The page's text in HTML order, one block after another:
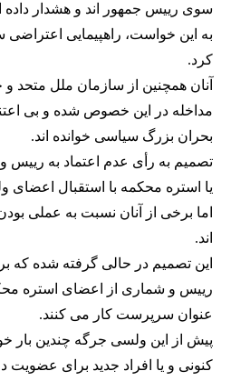
سوی رییس جمهور اند و هشدار
به این خواست، راهپیمایی اعتراضی
کرد.
آنان همچنین از سازمان ملل متحد و
مداخله در این خصوص شده و بی
بحران بزرگ سیاسی خوانده اند.
تصمیم به رأی عدم اعتماد به رییس
یا استره محکمه با استقبال
اما برخی از آنان نسبت به عملی بودن
اند.
این تصمیم در حالی گرفته شده که
رییس و شماری از اعضای استره
عنوان سرپرست کار می کنند.
پیش از این ولسی جرگه چندین بار
کنونی و یا افراد جدید برای